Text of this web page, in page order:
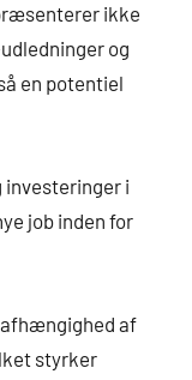
ikke
og
en potentiel
investeringer i
job inden for
afhængighed af
styrker